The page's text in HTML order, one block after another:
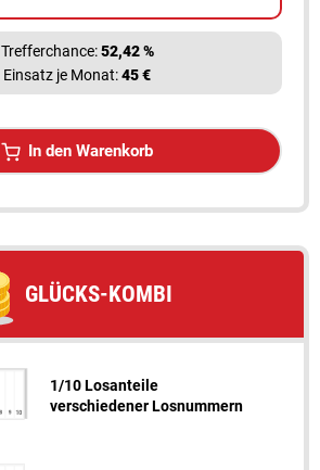
Trefferchance:52,42 %
Einsatz je Monat:45 €
In den Warenkorb
GLÜCKS-KOMBI
1/10 Losanteile
verschiedener Losnummern